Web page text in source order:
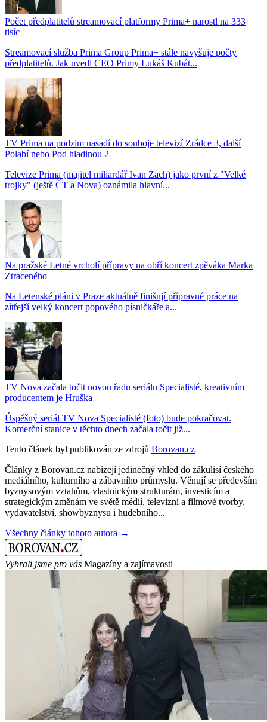
Počet předplatitelů streamovací platformy Prima+ narostl na 333
tisíc
Streamovací služba Prima Group Prima+ stále navyšuje počty
předplatitelů. Jak uvedl CEO Primy Lukáš Kubát...
TV Prima na podzim nasadí do souboje televizí Zrádce 3, další
Polabí nebo Pod hladinou 2
Televize Prima (majitel miliardář Ivan Zach) jako první z "Velké
trojky" (ještě ČT a Nova) oznámila hlavní...
Na pražské Letné vrcholí přípravy na obří koncert zpěváka Marka
Ztraceného
Na Letenské pláni v Praze aktuálně finišují přípravné práce na
zítřejší velký koncert popového písničkáře a...
TV Nova začala točit novou řadu seriálu Specialisté, kreativním
producentem je Hruška
Úspěšný seriál TV Nova Specialisté (foto) bude pokračovat.
Komerční stanice v těchto dnech začala točit již...
Tento článek byl publikován ze zdrojů Borovan.cz
Články z Borovan.cz nabízejí jedinečný vhled do zákulisí českého
mediálního, kulturního a zábavního průmyslu. Věnují se především
byznysovým vztahům, vlastnickým strukturám, investicím a
strategickým změnám ve světě médií, televizní a filmové tvorby,
vydavatelství, showbyznysu i hudebního...
Všechny články tohoto autora →
Vybrali jsme pro vás Magazíny a zajímavosti